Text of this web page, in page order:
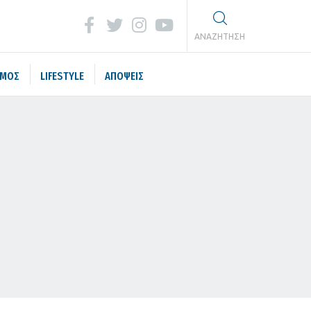
ΑΝΑΖΗΤΗΣΗ
LIFESTYLE ΑΠΟΨΕΙΣ